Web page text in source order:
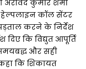
अरविंद कुमार शर्मा
हेल्पलाइन कॉल सेंटर
करने के निर्देश
दिए कि विद्युत आपूर्ति
और सही
कि शिकायत